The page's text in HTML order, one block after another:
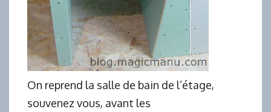
On reprend la salle de bain de l’étage,
souvenez vous, avant les